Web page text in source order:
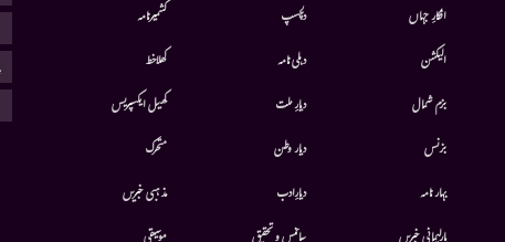
افکارِ جہاں
الیکشن
بزم شمال
بزنس
بہار نامہ
دلچسپ
دہلی نامہ
دیارِ ملت
دیار وطن
دیارِادب
کشمیرنامہ
کھلاخط
کھیل ایکسپریس
متحرك
مذہبی خبریں